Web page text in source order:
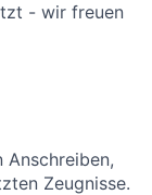
- wir freuen
Anschreiben,
Zeugnisse.